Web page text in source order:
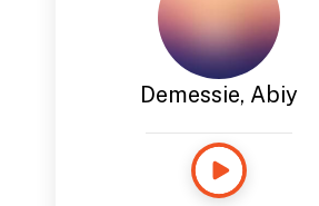
Demessie, Abiy